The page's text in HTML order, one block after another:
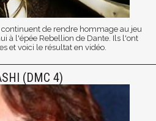
de rendre hommage au jeu
à l'épée Rebellion de Dante. Ils l'ont
et voici le résultat en vidéo.
(DMC 4)